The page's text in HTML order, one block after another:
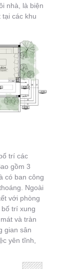
nhà, là biện
các khu
trí các
gồm 3
có ban công
Ngoài
với phòng
trí xung
và tràn
gian sân
yên tĩnh,